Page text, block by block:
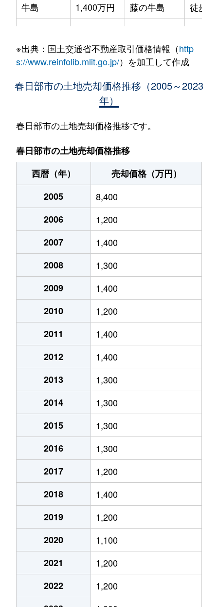
牛島
1,400万円 藤の牛島
徒歩6
内牧
300万円 北春日部
徒歩
630万円
大沼
2,900万円 春日部
大沼
1,100万円
大場
6,000万円 せんげん台
41,000万円
2,400万円
3,600万円
1,400万円
44,000万円
1,800万円
300万円
600万円
890万円
870万円
1,900万円
5,300万円
粕壁東
1,000万円
粕壁東
1,600万円
粕壁東
1,900万円
粕壁東
58,000万円
上大増新田
200万円
上蛭田
3,300万円
※出典：国土交通省不動産取引価格情報（http
s://www.reinfolib.mlit.go.jp/）を加工して作成
春日部市の土地売却価格推移（2005～2023
年）
春日部市の土地売却価格推移です。
春日部市の土地売却価格推移
西暦（年）
売却価格（万円）
2005
8,400
2006
1,200
2007
1,400
2008
1,300
2009
1,400
2010
1,200
2011
1,400
2012
1,400
2013
1,300
2014
1,300
2015
1,300
2016
1,300
2017
1,200
2018
1,400
2019
1,200
2020
1,100
2021
1,200
2022
1,200